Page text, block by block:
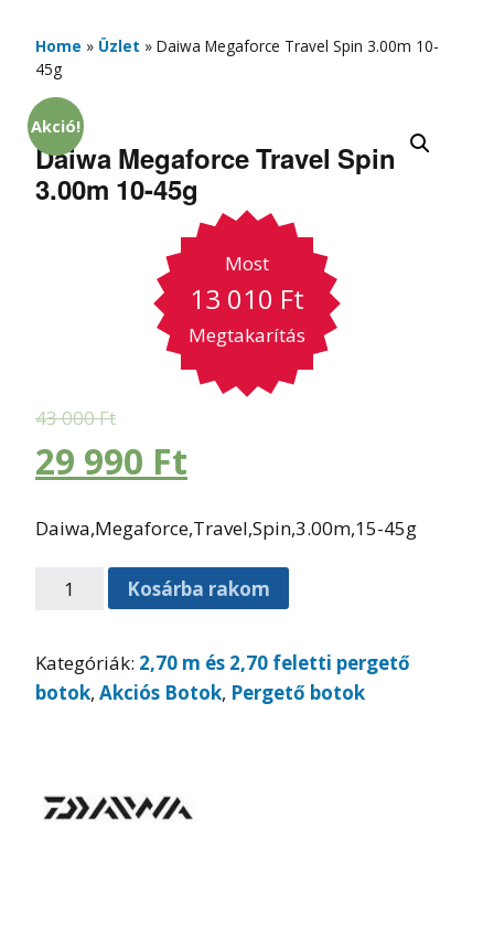
Home » Üzlet » Daiwa Megaforce Travel Spin 3.00m 10-
45g
Akció!
Daiwa Megaforce Travel Spin
3.00m 10-45g
Most
13 010 Ft
Megtakarítás
43 000Ft
29 990 Ft
Daiwa,Megaforce,Travel,Spin,3.00m,15-45g
Kosárba rakom
Kategóriák: 2,70 m és 2,70 feletti pergető
botok, Akciós Botok, Pergető botok